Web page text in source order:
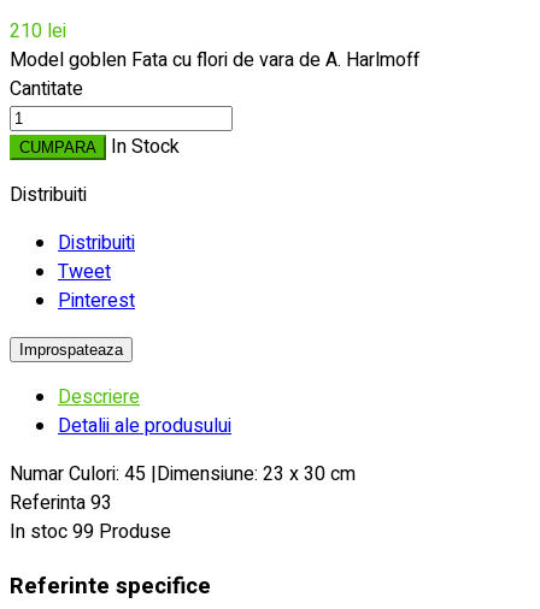
210 lei
Model goblen Fata cu flori de vara de A. Harlmoff
Cantitate
CUMPARA
In Stock
Distribuiti
Distribuiti
Tweet
Pinterest
Descriere
Detalii ale produsului
Numar Culori: 45 |Dimensiune: 23 x 30 cm
Referinta93
In stoc99 Produse
Referinte specifice